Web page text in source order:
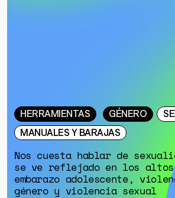
HERRAMIENTAS GÉNERO
MANUALES Y BARAJAS
Nos cuesta hablar de
se ve reflejado en los
embarazo adolescente,
género y violencia sexual